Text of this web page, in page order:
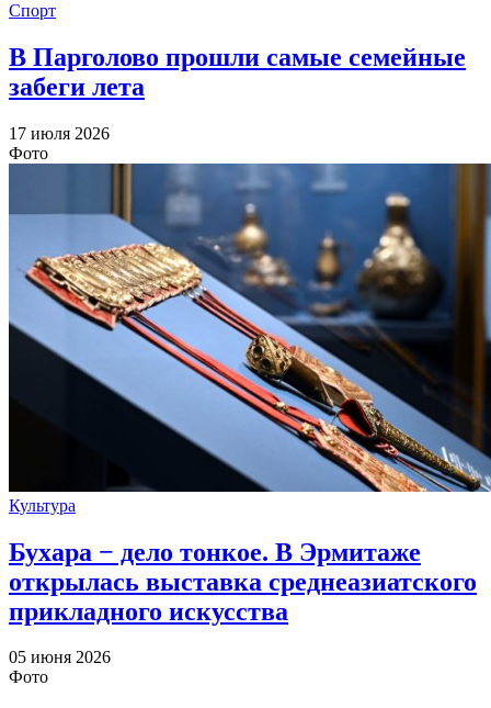
Спорт
В Парголово прошли самые семейные
забеги лета
17 июля 2026
Фото
Культура
Бухара − дело тонкое. В Эрмитаже
открылась выставка среднеазиатского
прикладного искусства
05 июня 2026
Фото